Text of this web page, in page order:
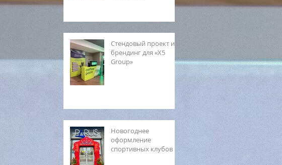
Стендовый проект и
брендинг для «X5
Group»
Новогоднее
оформление
спортивных клубов